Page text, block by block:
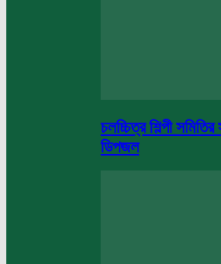
চলচ্চিত্র শিল্পী
ডিপজল